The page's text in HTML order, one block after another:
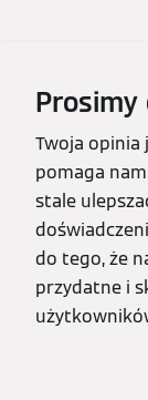
Prosimy
Twoja opinia
pomaga
stale
do tego, że
przydatne i